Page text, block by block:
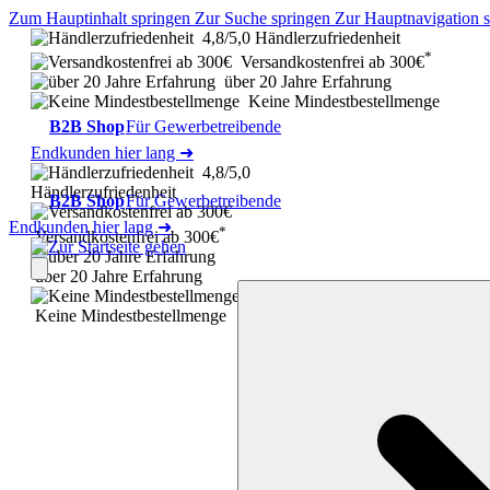
Zum Hauptinhalt springen Zur Suche springen Zur Hauptnavigation
4,8/5,0 Händlerzufriedenheit
Versandkostenfrei ab 300€*
über 20 Jahre Erfahrung
Keine Mindestbestellmenge
B2B ShopFür Gewerbetreibende
Endkunden hier lang ➜
4,8/5,0
Händlerzufriedenheit
Versandkostenfrei ab 300€*
über 20 Jahre Erfahrung
Keine Mindestbestellmenge
B2B ShopFür Gewerbetreibende
Endkunden hier lang ➜